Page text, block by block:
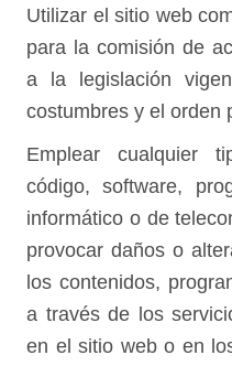
Utilizar el sitio web
para la comisión de
a la legislación
costumbres y el orden
Emplear cualquier
código, software,
informático o de
provocar daños o
los contenidos,
a través de los
en el sitio web o en